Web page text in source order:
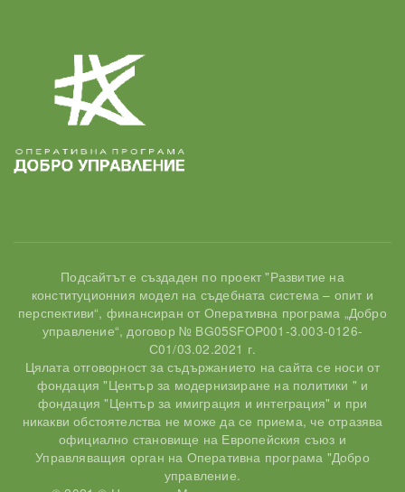
Подсайтът е създаден по проект "Развитие на
конституционния модел на съдебната система – опит и
перспективи“, финансиран от Оперативна програма „Добро
управление“, договор № BG05SFOP001-3.003-0126-
С01/03.02.2021 г.
Цялата отговорност за съдържанието на сайта се носи от
фондация "Център за модернизиране на политики " и
фондация "Център за имиграция и интеграция" и при
никакви обстоятелства не може да се приема, че отразява
официално становище на Европейския съюз и
Управляващия орган на Оперативна програма "Добро
управление.